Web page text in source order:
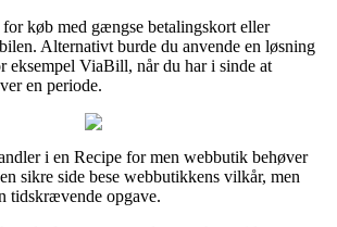
køb med gængse betalingskort eller
Alternativt burde du anvende en løsning
eksempel ViaBill, når du har i sinde at
en periode.
i en Recipe for men webbutik behøver
sikre side bese webbutikkens vilkår, men
tidskrævende opgave.